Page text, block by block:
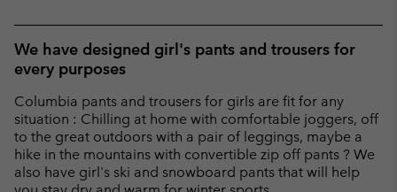
We have designed girl's pants and trousers for
every purposes
Columbia pants and trousers for girls are fit for any
situation : Chilling at home with comfortable joggers, off
to the great outdoors with a pair of leggings, maybe a
hike in the mountains with convertible zip off pants ? We
also have girl's ski and snowboard pants that will help